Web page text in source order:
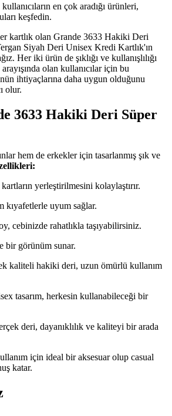
en çok aradığı ürünleri,
keşfedin.
kartlık olan Grande 3633 Hakiki Deri
Siyah Deri Unisex Kredi Kartlık'ın
Her iki ürün de şıklığı ve kullanışlılığı
olan kullanıcılar için bu
ihtiyaçlarına daha uygun olduğunu
olur.
3633 Hakiki Deri Süper
hem de erkekler için tasarlanmış şık ve
yerleştirilmesini kolaylaştırır.
kıyafetlerle uyum sağlar.
cebinizde rahatlıkla taşıyabilirsiniz.
bir görünüm sunar.
kaliteli hakiki deri, uzun ömürlü kullanım
tasarım, herkesin kullanabileceği bir
deri, dayanıklılık ve kaliteyi bir arada
için ideal bir aksesuar olup casual
katar.